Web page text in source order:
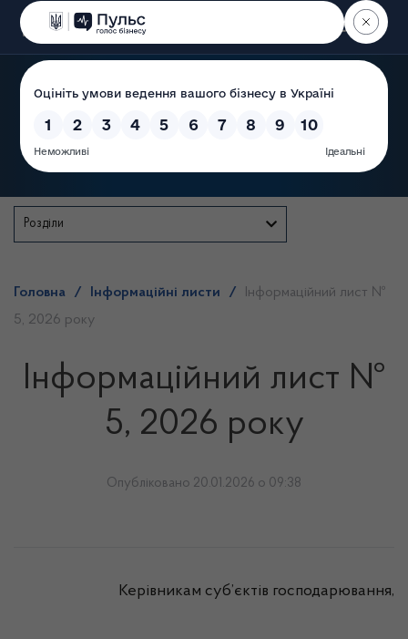
Пошук
Розділи
Головна / Інформаційні листи /
Інформаційний лист №
5, 2026 року
Інформаційний лист №
5, 2026 року
Опубліковано 20.01.2026 о 09:38
Керівникам суб’єктів господарювання,